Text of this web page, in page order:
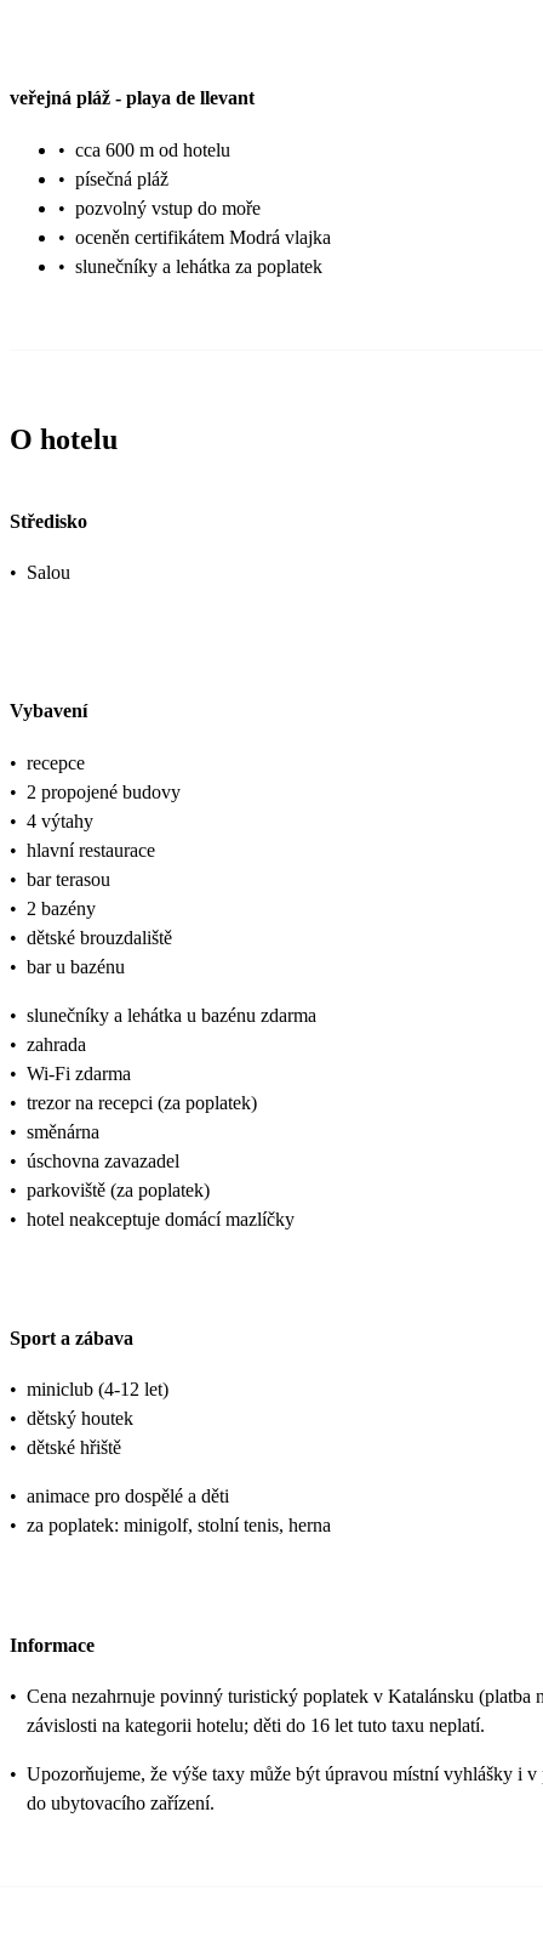
veřejná pláž - playa de llevant
• cca 600 m od hotelu
• písečná pláž
• pozvolný vstup do moře
• oceněn certifikátem Modrá vlajka
• slunečníky a lehátka za poplatek
O hotelu
Středisko
• Salou
Vybavení
• recepce
• 2 propojené budovy
• 4 výtahy
• hlavní restaurace
• bar terasou
• 2 bazény
• dětské brouzdaliště
• bar u bazénu
• slunečníky a lehátka u bazénu zdarma
• zahrada
• Wi-Fi zdarma
• trezor na recepci (za poplatek)
• směnárna
• úschovna zavazadel
• parkoviště (za poplatek)
• hotel neakceptuje domácí mazlíčky
Sport a zábava
• miniclub (4-12 let)
• dětský houtek
• dětské hřiště
• animace pro dospělé a děti
• za poplatek: minigolf, stolní tenis, herna
Informace
• Cena nezahrnuje povinný turistický poplatek v Katalánsku
závislosti na kategorii hotelu; děti do 16 let tuto taxu neplatí.
• Upozorňujeme, že výše taxy může být úpravou místní vyhlášky i
do ubytovacího zařízení.